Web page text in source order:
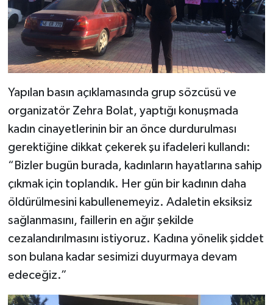
Yapılan basın açıklamasında grup sözcüsü ve
organizatör Zehra Bolat, yaptığı konuşmada
kadın cinayetlerinin bir an önce durdurulması
gerektiğine dikkat çekerek şu ifadeleri kullandı:
“Bizler bugün burada, kadınların hayatlarına sahip
çıkmak için toplandık. Her gün bir kadının daha
öldürülmesini kabullenemeyiz. Adaletin eksiksiz
sağlanmasını, faillerin en ağır şekilde
cezalandırılmasını istiyoruz. Kadına yönelik şiddet
son bulana kadar sesimizi duyurmaya devam
edeceğiz.”